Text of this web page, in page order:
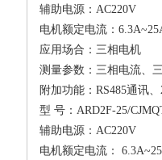
辅助电源：AC220V
电机额定电流：
应用场合：三相电机
测量参数：三相电流、
附加功能：RS485通讯
型 号：ARD2F-25/
辅助电源：AC220V
电机额定电流：